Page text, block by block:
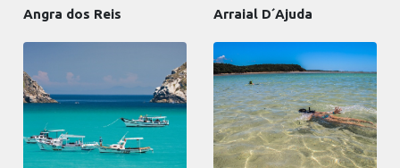
Angra dos Reis Arraial D´Ajuda